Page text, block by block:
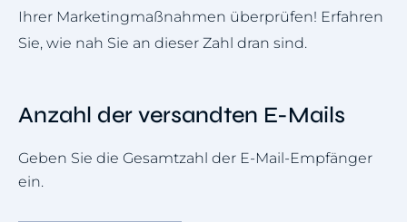
Ihrer Marketingmaßnahmen überprüfen! Erfahren
Sie, wie nah Sie an dieser Zahl dran sind.
Anzahl der versandten E-Mails
Geben Sie die Gesamtzahl der E-Mail-Empfänger
ein.